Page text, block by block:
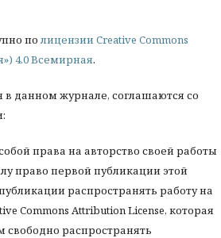
полицензии Creative Commons
4.0 Всемирная.
данном журнале, соглашаются со
права на авторство своей работы
право первой публикации этой
распространять работу на
Commons Attribution License, которая
свободно распространять